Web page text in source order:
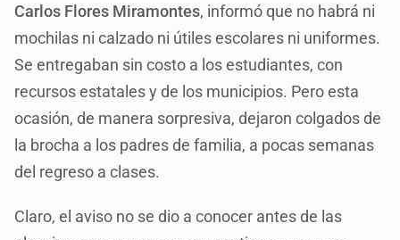
Carlos Flores Miramontes, informó que no habrá ni
mochilas ni calzado ni útiles escolares ni uniformes.
Se entregaban sin costo a los estudiantes, con
recursos estatales y de los municipios. Pero esta
ocasión, de manera sorpresiva, dejaron colgados de
la brocha a los padres de familia, a pocas semanas
del regreso a clases.
Claro, el aviso no se dio a conocer antes de las